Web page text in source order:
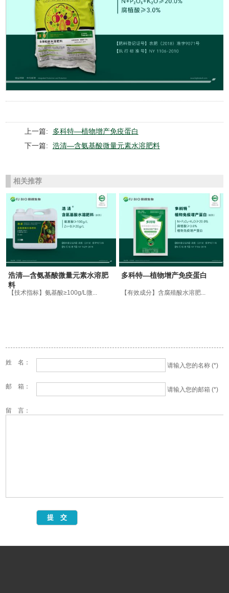
上一篇:
多科特—植物增产免疫蛋白
下一篇:
浩清—含氨基酸微量元素水溶肥料
相关推荐
浩清—含氨基酸微量元素水溶肥
料
【技术指标】氨基酸≥100g/L微...
多科特—植物增产免疫蛋白
【有效成分】含腐殖酸水溶肥...
姓 名： 请输入您的名称 (*)
邮 箱： 请输入您的邮箱 (*)
留 言：